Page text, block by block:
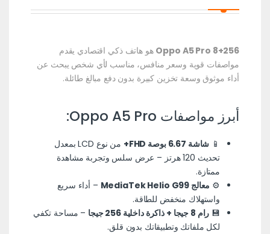
Oppo A5 Pro 8+256 هو هاتف ذكي اقتصادي يقدم
مواصفات قوية وسعر منافس، مناسب لأي شخص يبحث عن
أداء موثوق وسعة تخزين كبيرة بدون دفع مبالغ طائلة.
أبرز مواصفات Oppo A5 Pro:
📱 شاشة 6.67 بوصة FHD+
من نوع LCD بمعدل
تحديث 120 هرتز – عرض سلس وتجربة مشاهدة
ممتازة.
⚙️ معالج MediaTek Helio G99
– أداء سريع
واستهلاك منخفض للطاقة.
💾 رام 8 جيجا + ذاكرة داخلية 256 جيجا
– مساحة تكفي
لكل ملفاتك وتطبيقاتك بدون قلق.